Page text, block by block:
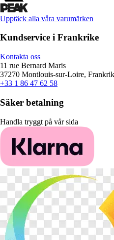
Upptäck alla våra varumärken
Kundservice i Frankrike
Kontakta oss
11 rue Bernard Maris
37270 Montlouis-sur-Loire,
+33 1 86 47 62 58
Säker betalning
Handla tryggt på vår sida